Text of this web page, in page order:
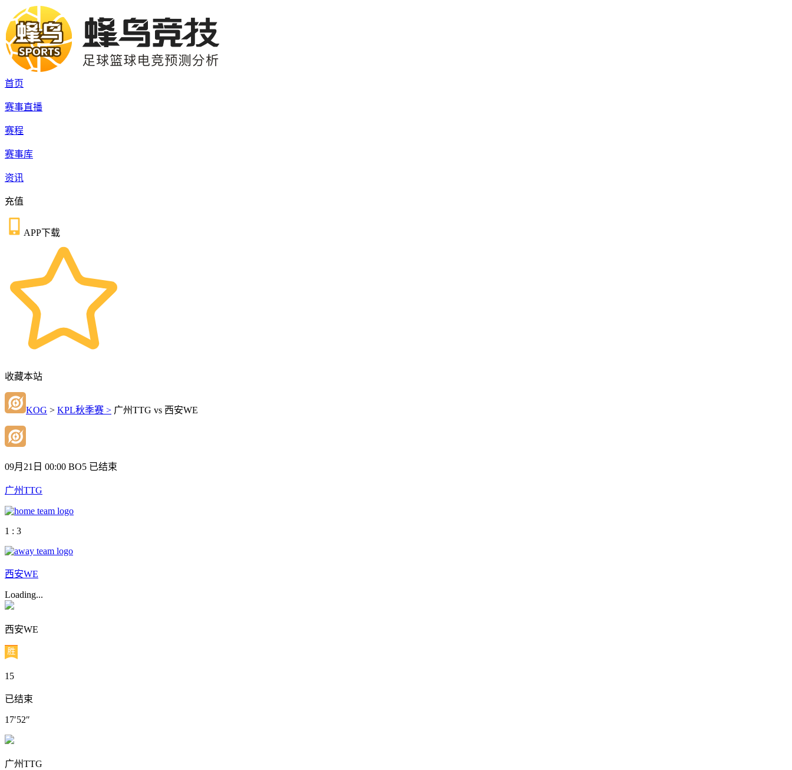
首页
赛事直播
赛程
赛事库
资讯
充值
APP下载
收藏本站
KOG > KPL秋季赛 > 广州TTG vs 西安WE
09月21日 00:00 BO5 已结束
广州TTG
1 : 3
西安WE
Loading...
西安WE
15
已结束
17′52″
广州TTG